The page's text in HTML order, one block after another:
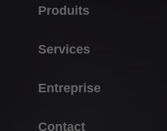
Produits
Systèmes de portes
Services
Achat & commande
Entreprise
Contact